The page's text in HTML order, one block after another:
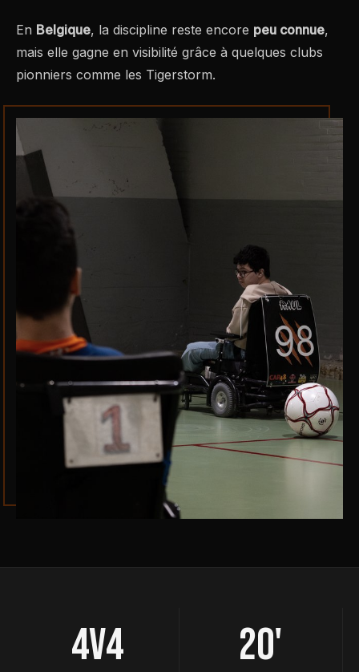
En Belgique, la discipline reste encore peu connue,
mais elle gagne en visibilité grâce à quelques clubs
pionniers comme les Tigerstorm.
4v4 20'